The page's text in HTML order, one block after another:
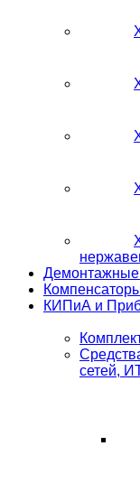
Демонтажные
КИПиА и
сетей,